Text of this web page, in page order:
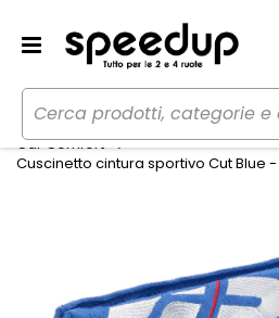
Home Auto
Accessori
Car Comfort
Cuscinetto cintura sportivo Cut Blue -